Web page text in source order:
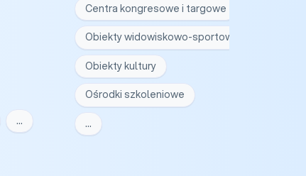
…
Centra kongresowe i targowe
Obiekty widowiskowo-sportowe
Obiekty kultury
Ośrodki szkoleniowe
…